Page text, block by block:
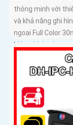
thông minh với
và khả năng ghi
ngoại Full Color
hiện chính xác
256GB, đảm bảo